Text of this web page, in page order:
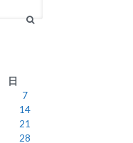
日
7
14
21
28